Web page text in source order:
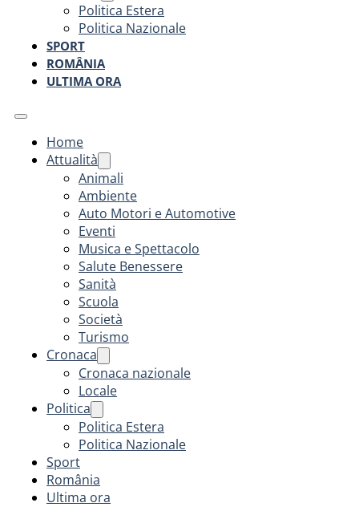
Politica Estera
Politica Nazionale
SPORT
ROMÂNIA
ULTIMA ORA
Home
Attualità
Animali
Ambiente
Auto Motori e Automotive
Eventi
Musica e Spettacolo
Salute Benessere
Sanità
Scuola
Società
Turismo
Cronaca
Cronaca nazionale
Locale
Politica
Politica Estera
Politica Nazionale
Sport
România
Ultima ora